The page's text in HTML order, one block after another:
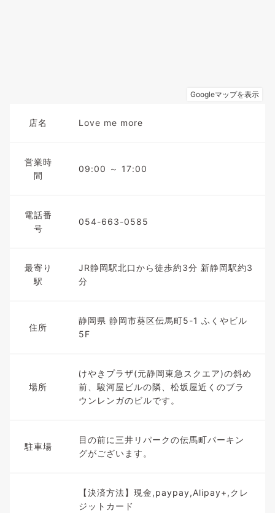
店名 Love me more
営業時
間
09:00 ～ 17:00
電話番
号
054-663-0585
最寄り
駅
JR静岡駅北口から徒歩約3分 新静岡駅約3
分
住所
静岡県 静岡市葵区伝馬町5-1 ふくやビル
5F
場所
けやきプラザ(元静岡東急スクエア)の斜め
前、駿河屋ビルの隣、松坂屋近くのブラ
ウンレンガのビルです。
駐車場
目の前に三井リパークの伝馬町パーキン
グがございます。
【決済方法】現金,paypay,Alipay+,クレ
ジットカード